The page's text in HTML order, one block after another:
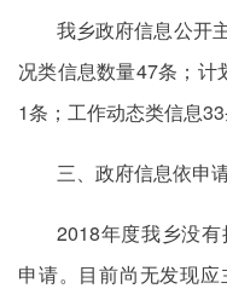
我乡政府信息公开
况类信息数量47条；计
1条；工作动态类信息
三、政府信息依申
2018年度我乡没
申请。目前尚无发现